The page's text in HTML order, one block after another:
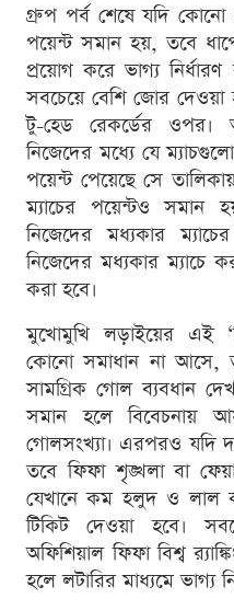
গ্রুপ পর্ব শেষে যদি
পয়েন্ট সমান হয়, তবে ধাপে
প্রয়োগ করে ভাগ্য
সবচেয়ে বেশি জোর
টু-হেড রেকর্ডের ওপর।
নিজেদের মধ্যে যে
পয়েন্ট পেয়েছে সে
ম্যাচের পয়েন্টও
নিজেদের মধ্যকার
নিজেদের মধ্যকার ম্যাচে
করা হবে।
মুখোমুখি লড়াইয়ের এই
কোনো সমাধান না আসে,
সামগ্রিক গোল ব্যবধান
সমান হলে বিবেচনায়
গোলসংখ্যা। এরপরও যদি
তবে ফিফা শৃঙ্খলা বা
যেখানে কম হলুদ ও লাল
টিকিট দেওয়া হবে।
অফিশিয়াল ফিফা বিশ্ব
হলে লটারির মাধ্যমে ভাগ্য